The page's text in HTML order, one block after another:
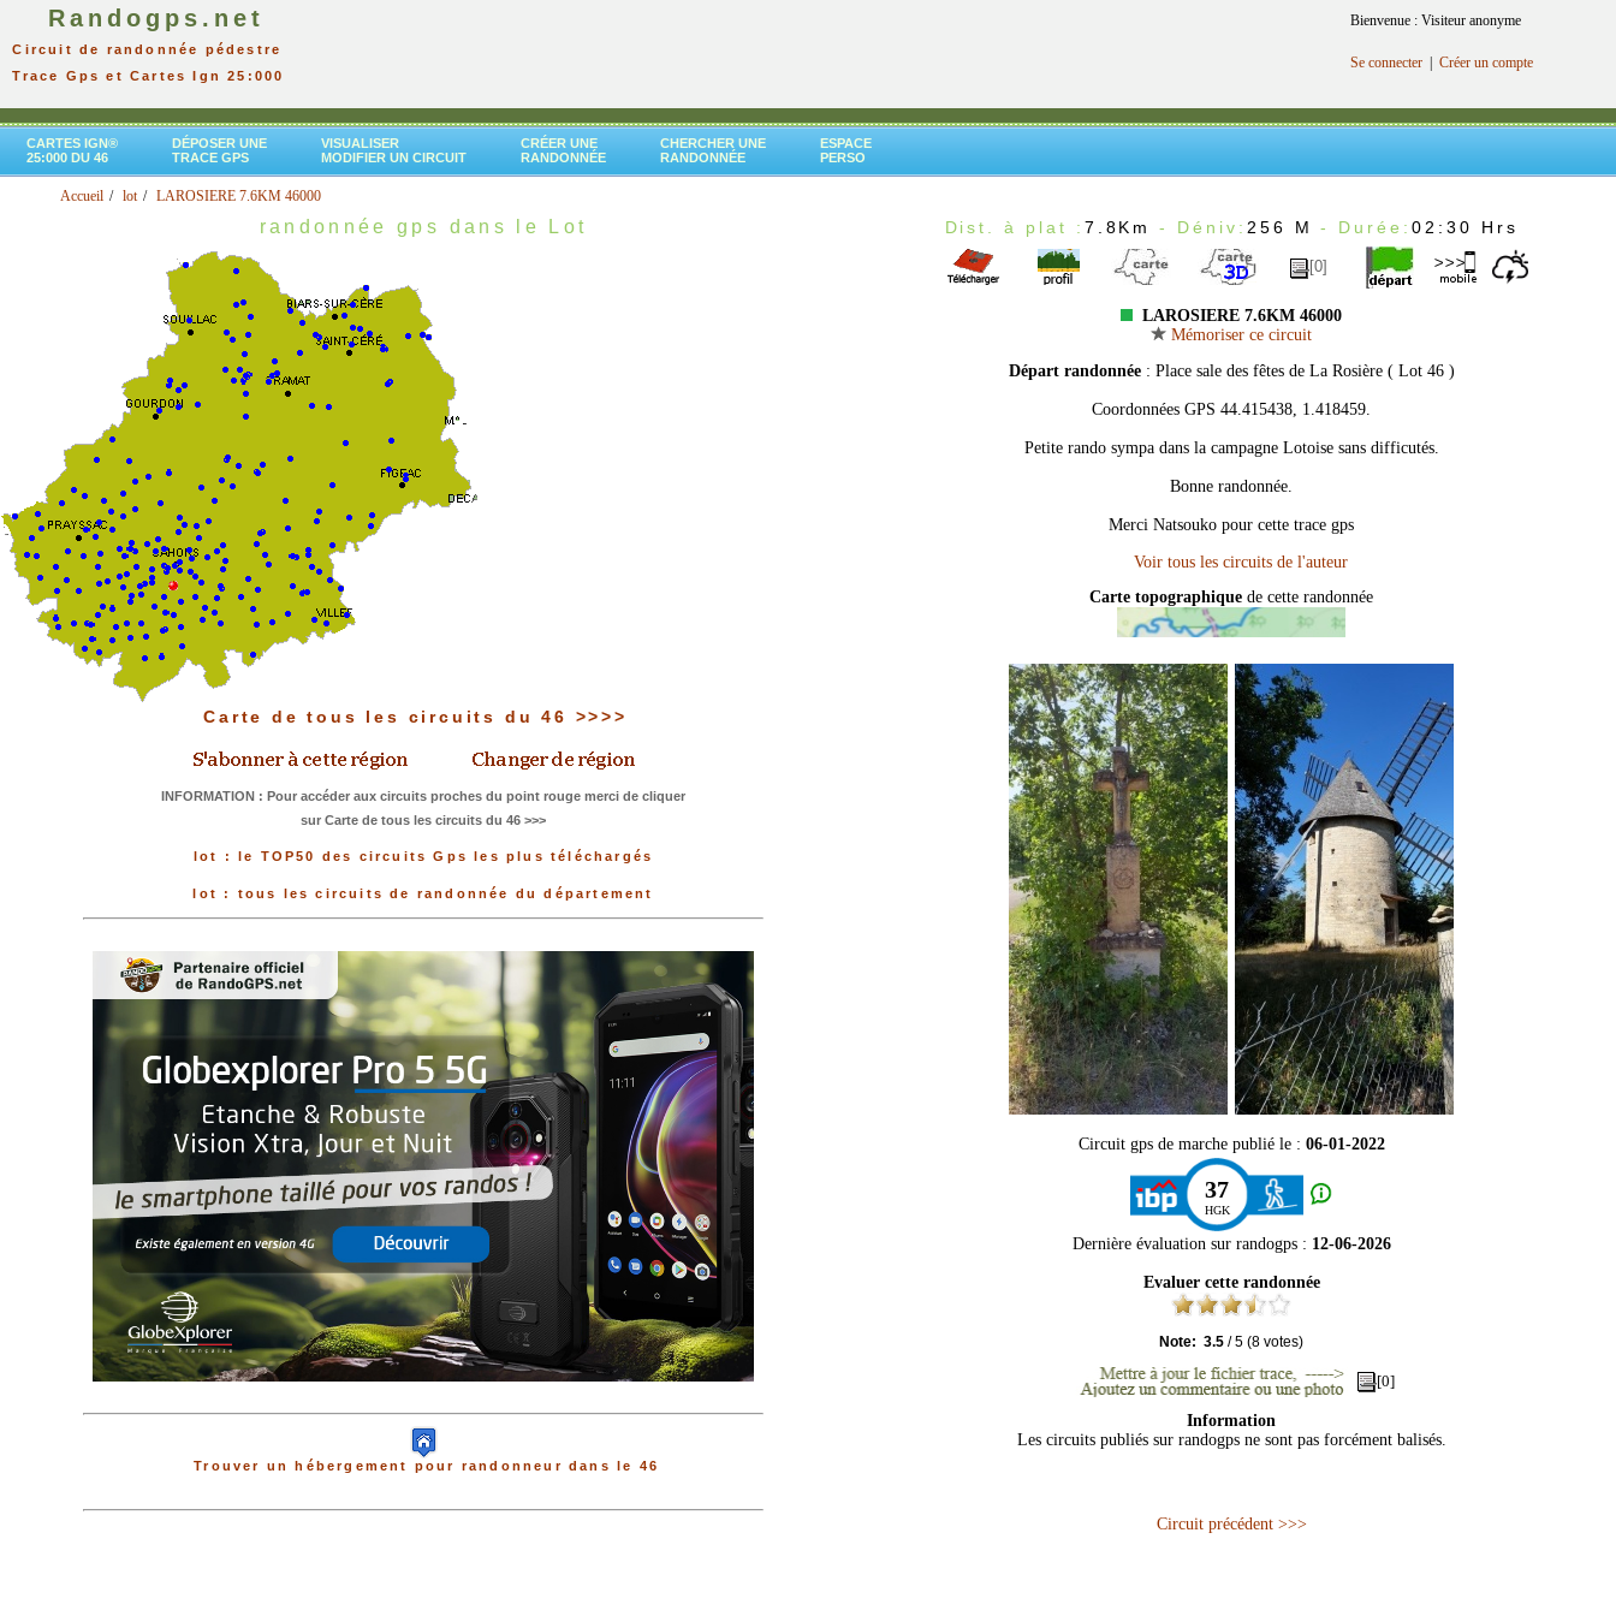
Randogps.net
Circuit de randonnée pédestre
Trace Gps et Cartes Ign 25:000
Bienvenue : Visiteur anonyme
Se connecter Créer un compte
CARTES IGN®
25:000 DU 46
DÉPOSER UNE
TRACE GPS
VISUALISER
MODIFIER UN CIRCUIT
CRÉER UNE
RANDONNÉE
CHERCHER UNE
RANDONNÉE
ESPACE
PERSO
Accueil lot LAROSIERE 7.6KM 46000
randonnée gps dans le Lot
Carte de tous les circuits du 46 >>>>
INFORMATION : Pour accéder aux circuits proches du point rouge merci de cliquer
sur Carte de tous les circuits du 46 >>>
lot : le TOP50 des circuits Gps les plus téléchargés
lot : tous les circuits de randonnée du département
Trouver un hébergement pour randonneur dans le 46
Dist. à plat : 7.8Km - Déniv: 256 M- Durée:02:30 Hrs
[0]
LAROSIERE 7.6KM 46000
Mémoriser ce circuit
Départ randonnée : Place sale des fêtes de La Rosière ( Lot 46 )
Coordonnées GPS 44.415438, 1.418459.
Petite rando sympa dans la campagne Lotoise sans difficutés.
Bonne randonnée.
Merci Natsouko pour cette trace gps
Carte topographique de cette randonnée
Circuit gps de marche publié le : 06-01-2022
37
HGK
Dernière évaluation sur randogps : 12-06-2026
Evaluer cette randonnée
Note: 3.5 /5 (8 votes)
[0]
Information
Les circuits publiés sur randogps ne sont pas forcément balisés.
Circuit précédent >>>